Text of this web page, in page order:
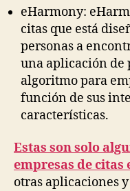
eHarmony:
citas que está
personas a
una aplicación de
algoritmo para
función de sus
características.
Estas son solo
empresas de citas
otras aplicaciones